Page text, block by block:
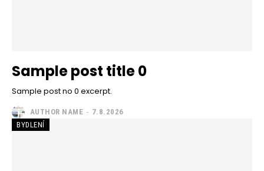
Sample post title 0
Sample post no 0 excerpt.
AUTHOR NAME - 7.8.2026
BYDLENÍ